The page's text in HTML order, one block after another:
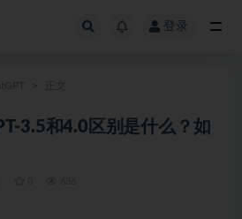
登录
3.5和4.0区别是什么？如